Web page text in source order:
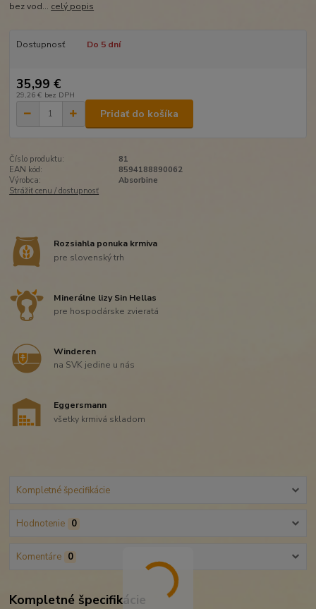
bez vod... celý popis
Dostupnosť Do 5 dní
35,99 €
29,26 € bez DPH
Pridať do košíka
Číslo produktu:
81
EAN kód:
8594188890062
Výrobca:
Absorbine
Strážiť cenu / dostupnosť
Rozsiahla ponuka krmiva
pre slovenský trh
Minerálne lizy Sin Hellas
pre hospodárske zvieratá
Winderen
na SVK jedine u nás
Eggersmann
všetky krmivá skladom
Kompletné špecifikácie
Hodnotenie 0
Komentáre 0
Kompletné špecifikácie